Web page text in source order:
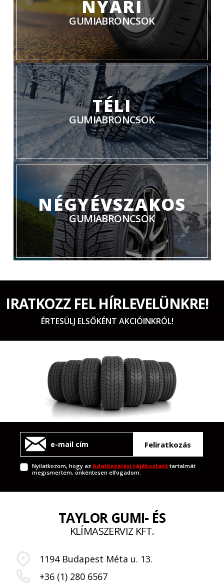
NYÁRI
GUMIABRONCSOK
TÉLI
GUMIABRONCSOK
NÉGYÉVSZAKOS
GUMIABRONCSOK
IRATKOZZ FEL HÍRLEVELÜNKRE!
ÉRTESÜLJ ELSŐKÉNT AKCIÓINKRÓL!
Feliratkozás
Nyilatkozom, hogy azAdatkezelési tájékoztató tartalmát
megismertem, önkéntesen elfogadom.
TAYLOR GUMI- ÉS
KLÍMASZERVIZ KFT.
1194 Budapest Méta u. 13.
+36 (1) 280 6567